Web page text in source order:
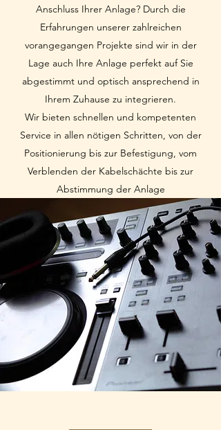
Anschluss Ihrer Anlage? Durch die
Erfahrungen unserer zahlreichen
vorangegangen Projekte sind wir in der
Lage auch Ihre Anlage perfekt auf Sie
abgestimmt und optisch ansprechend in
Ihrem Zuhause zu integrieren.
Wir bieten schnellen und kompetenten
Service in allen nötigen Schritten, von der
Positionierung bis zur Befestigung, vom
Verblenden der Kabelschächte bis zur
Abstimmung der Anlage